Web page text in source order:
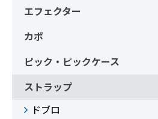
エフェクター
カポ
ピック・ピックケース
ストラップ
ドブロ